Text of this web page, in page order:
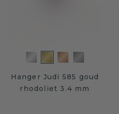
Hanger Judi 585 goud
rhodoliet 3.4 mm